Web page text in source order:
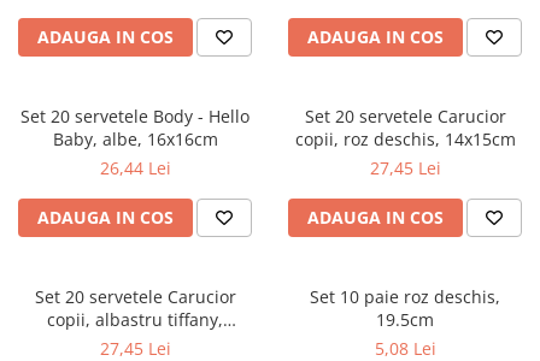
ADAUGA IN COS ADAUGA IN COS
Set 20 servetele Body - Hello
Baby, albe, 16x16cm
26,44 Lei
ADAUGA IN COS
Set 20 servetele Carucior
copii, roz deschis, 14x15cm
27,45 Lei
ADAUGA IN COS
Set 20 servetele Carucior
copii, albastru tiffany,
14x15cm
27,45 Lei
Set 10 paie roz deschis,
19.5cm
5,08 Lei